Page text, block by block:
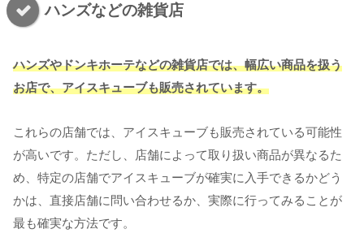
ハンズなどの雑貨店
ハンズやドンキホーテなどの雑貨店では、幅広い商品を扱う
お店で、アイスキューブも販売されています。
これらの店舗では、アイスキューブも販売されている可能性
が高いです。ただし、店舗によって取り扱い商品が異なるた
め、特定の店舗でアイスキューブが確実に入手できるかどう
かは、直接店舗に問い合わせるか、実際に行ってみることが
最も確実な方法です。